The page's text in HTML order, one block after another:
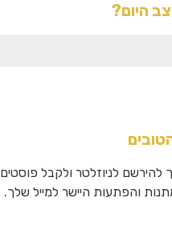
היום?
להירשם לניוזלטר ולקבל פוסטים
והפתעות היישר למייל שלך.